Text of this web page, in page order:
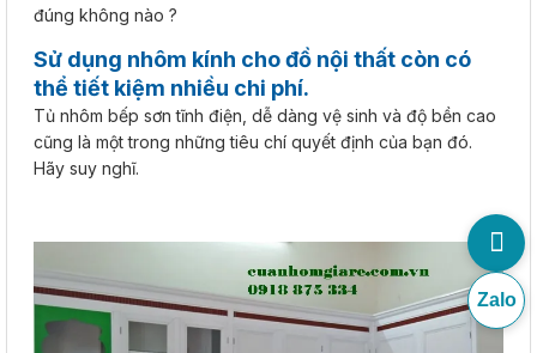
đúng không nào ?
Sử dụng nhôm kính cho đồ nội thất còn có
thể tiết kiệm nhiều chi phí.
Tủ nhôm bếp sơn tĩnh điện, dễ dàng vệ sinh và độ bền cao
cũng là một trong những tiêu chí quyết định của bạn đó.
Hãy suy nghĩ.
Zalo